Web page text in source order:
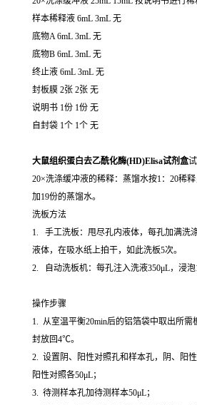
样本稀释液 6mL 3mL 无
底物A 6mL 3mL 无
底物B 6mL 3mL 无
终止液 6mL 3mL 无
封板膜 2张 2张 无
说明书 1份 1份 无
自封袋 1个 1个 无
大鼠组织蛋白去乙酰化酶(HD)Elisa试剂盒
20×洗涤缓冲液的稀释：蒸馏水按1：20稀
加19份的蒸馏水。
洗板方法
1. 手工洗板：甩尽孔内液体，每孔加满洗
液体，在吸水纸上拍干，如此洗板5次。
2. 自动洗板机：每孔注入洗液350μL，浸泡
操作步骤
1. 从室温平衡20min后的铝箔袋中取出所
封放回4℃。
2. 设置阴、阳性对照孔和样本孔，阴、阳
阳性对照各50μL；
3. 待测样本孔加待测样本50μL；